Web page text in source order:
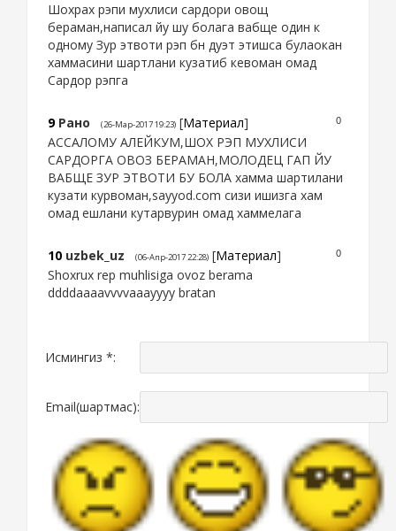
Шохрах рэпи мухлиси сардори овощ
бераман,написал йу шу болага вабще один к
одному Зур этвоти рэп бн дуэт этишса булаокан
хаммасини шартлани кузатиб кевоман омад
Сардор рэпга
0
9 Рано (26-Мар-2017 19:23) [Материал]
АССАЛОМУ АЛЕЙКУМ,ШОХ РЭП МУХЛИСИ
САРДОРГА ОВОЗ БЕРАМАН,МОЛОДЕЦ ГАП ЙУ
ВАБЩЕ ЗУР ЭТВОТИ БУ БОЛА хамма шартилани
кузати курвоман,sayyod.com сизи ишизга хам
омад ешлани кутарвурин омад хаммелага
0
10 uzbek_uz (06-Апр-2017 22:28) [Материал]
Shoxrux rep muhlisiga ovoz berama
ddddaaaavvvvaaayyyy bratan
Исмингиз *:
Email(шартмас):